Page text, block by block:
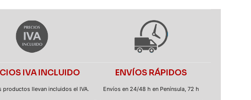
IVA INCLUIDO
productos llevan incluidos el IVA.
ENVÍOS RÁPIDOS
Envíos en 24/48 h en Península, 72 h